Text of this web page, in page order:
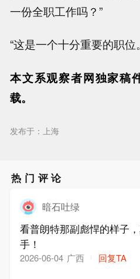
一份全职工作吗？”
“这是一个十分重要的职位
本文系观察者网独家稿
载。
发布于：上海
热门评论
暗石吐绿
看普朗特那副彪悍的样子
手！
2026-06-04 广西 回复TA